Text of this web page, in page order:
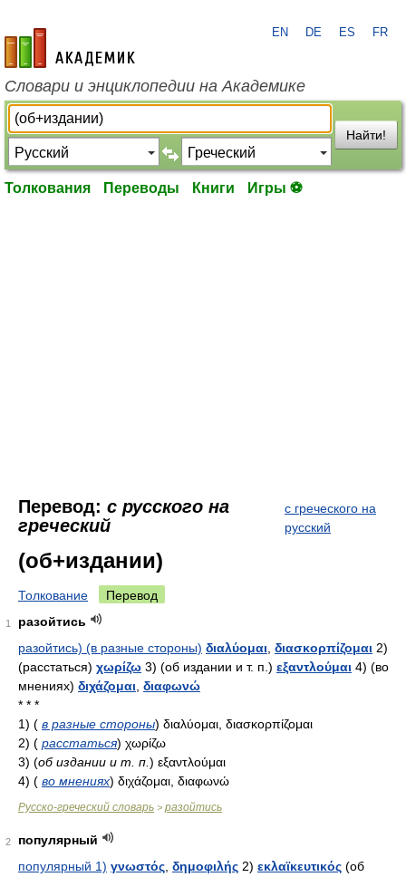
academic.ru
EN DE ES FR
Словари и энциклопедии на Академике
Найти!
Толкования Переводы Книги Игры ⚽
Перевод: с русского на
греческий
с греческого на
русский
(об+издании)
Толкование Перевод
1
разойтись
разойтись) (в разные стороны) διαλύομαι διασκορπίζομαι 2)
(расстаться) χωρίζω 3) (об издании и т. п.) εξαντλούμαι 4) (во
мнениях) διχάζομαι διαφωνώ
* * *
1) ( в разные стороны) διαλύομαι, διασκορπίζομαι
2) ( расстаться) χωρίζω
3) (об издании и т. п. ) εξαντλούμαι
4) ( во мнениях) διχάζομαι, διαφωνώ
Русско-греческий словарь > разойтись
2
популярный
популярный 1) γνωστός δημοφιλής 2) εκλαϊκευτικός (об